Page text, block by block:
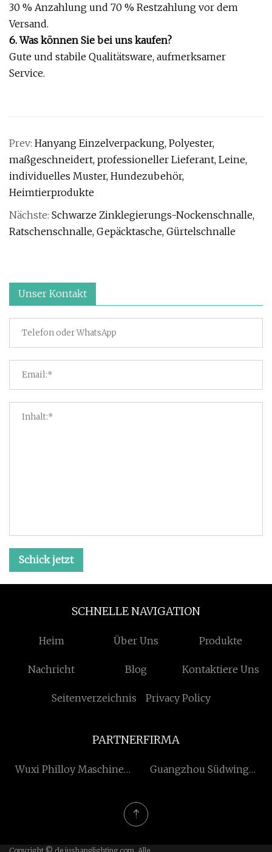
30 % Anzahlung und 70 % Restzahlung vor dem
Versand.
6. Was können Sie bei uns kaufen?
Gute und stabile Qualitätsware, aufmerksamer
Service.
Prev: Hanyang Einzelverpackung, Polyester,
maßgeschneidert, professioneller Lieferant, Leine,
individuelles Muster, Hundezubehör,
Heimtierprodukte
Nächste: Schwarze Zinklegierungs-Nockenschnalle,
Ratschenschnalle, Gepäcktasche, Gürtelschnalle
Unser Kontakt
Schick jetzt
SCHNELLE NAVIGATION
Heim Über Uns Produkte
Nachricht Blog Kontaktiere Uns
Seitenverzeichnis Privacy Policy
PARTNERFIRMA
Wuxi Philloy Maschinen
Guangzhou Südwing